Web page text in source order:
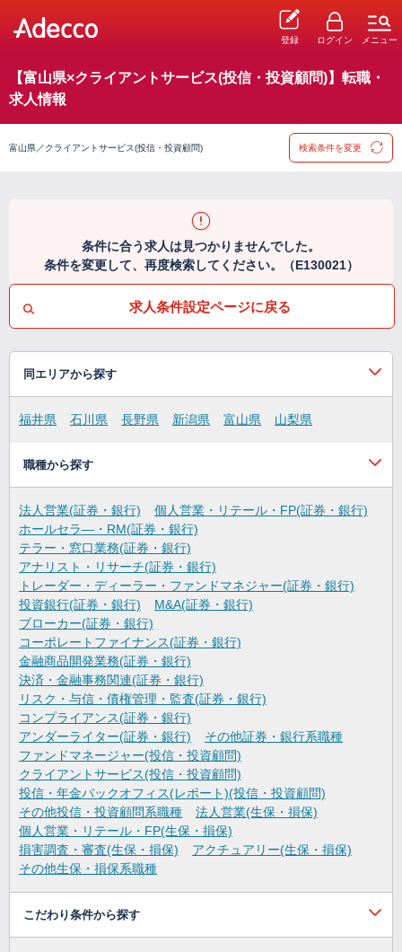
登録 ログイン メニュー
【富山県×クライアントサービス(投信・投資顧問)】転職・
求人情報
富山県／クライアントサービス(投信・投資顧問) 検索条件を変更
条件に合う求人は見つかりませんでした。
条件を変更して、再度検索してください。（E130021）
求人条件設定ページに戻る
同エリアから探す
福井県 石川県 長野県 新潟県 富山県 山梨県
職種から探す
法人営業(証券・銀行)
個人営業・リテール・FP(証券・銀行)
ホールセラ―・RM(証券・銀行)
テラー・窓口業務(証券・銀行)
アナリスト・リサーチ(証券・銀行)
トレーダー・ディーラー・ファンドマネジャー(証券・銀行)
投資銀行(証券・銀行)
M&A(証券・銀行)
ブローカー(証券・銀行)
コーポレートファイナンス(証券・銀行)
金融商品開発業務(証券・銀行)
決済・金融事務関連(証券・銀行)
リスク・与信・債権管理・監査(証券・銀行)
コンプライアンス(証券・銀行)
アンダーライター(証券・銀行)
その他証券・銀行系職種
ファンドマネージャー(投信・投資顧問)
クライアントサービス(投信・投資顧問)
投信・年金バックオフィス(レポート)(投信・投資顧問)
その他投信・投資顧問系職種
法人営業(生保・損保)
個人営業・リテール・FP(生保・損保)
損害調査・審査(生保・損保)
アクチュアリー(生保・損保)
その他生保・損保系職種
こだわり条件から探す